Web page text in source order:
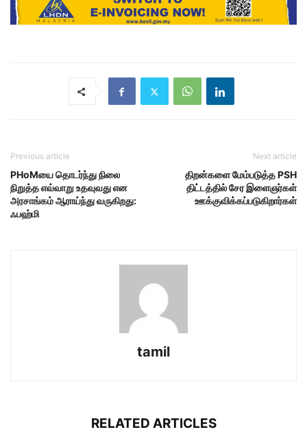
Previous article
PHoMயை தொடர்ந்து நிலை
நிறுத்த எவ்வாறு உதவுவது என
அரசாங்கம் ஆராய்ந்து வருகிறது:
ஃபஹ்மி
Next article
திறன்களை மேம்படுத்த PSH
திட்டத்தில் சேர இளைஞர்கள்
ஊக்குவிக்கப்படுகிறார்கள்
tamil
RELATED ARTICLES